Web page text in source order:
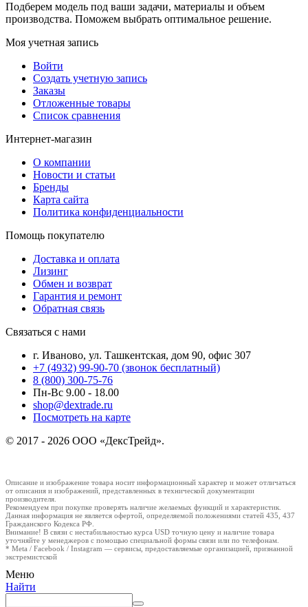
Подберем модель под ваши задачи, материалы и объем
производства. Поможем выбрать оптимальное решение.
Моя учетная запись
Войти
Создать учетную запись
Заказы
Отложенные товары
Список сравнения
Интернет-магазин
О компании
Новости и статьи
Бренды
Карта сайта
Политика конфиденциальности
Помощь покупателю
Доставка и оплата
Лизинг
Обмен и возврат
Гарантия и ремонт
Обратная связь
Связаться с нами
г. Иваново, ул. Ташкентская, дом 90, офис 307
+7 (4932) 99-90-70 (звонок бесплатный)
8 (800) 300-75-76
Пн-Вс 9.00 - 18.00
shop@dextrade.ru
Посмотреть на карте
© 2017 - 2026 ООО «ДексТрейд».
Описание и изображение товара носит информационный характер и может отличаться
от описания и изображений, представленных в технической документации
производителя.
Рекомендуем при покупке проверять наличие желаемых функций и характеристик.
Данная информация не является офертой, определяемой положениями статей 435, 437
Гражданского Кодекса РФ.
Внимание! В связи с нестабильностью курса USD точную цену и наличие товара
уточняйте у менеджеров с помощью специальной формы связи или по телефонам.
* Meta / Facebook / Instagram — сервисы, предоставляемые организацией, признанной
экстремистской
Меню
Найти